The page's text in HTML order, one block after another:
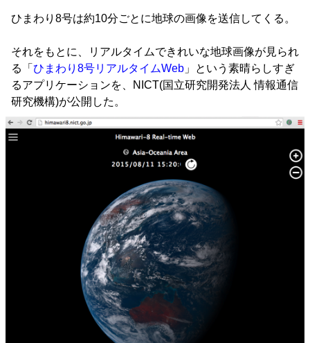
ひまわり8号は約10分ごとに地球の画像を送信してくる。
それをもとに、リアルタイムできれいな地球画像が見られ
る「 ひまわり8号リアルタイムWeb 」という素晴らしすぎ
るアプリケーションを、NICT(国立研究開発法人 情報通信
研究機構)が公開した。